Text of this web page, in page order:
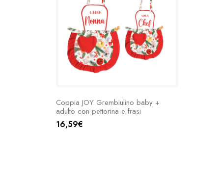
Coppia JOY Grembiulino baby +
adulto con pettorina e frasi
16,59€